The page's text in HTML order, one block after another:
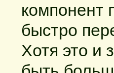
компонент
быстро
Хотя это и